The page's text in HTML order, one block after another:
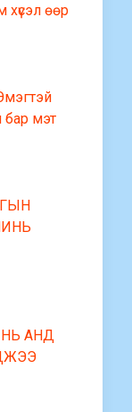
хүсэл өөр
бар мэт
АНД